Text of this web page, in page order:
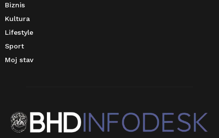
Biznis
Kultura
Lifestyle
Sport
Moj stav